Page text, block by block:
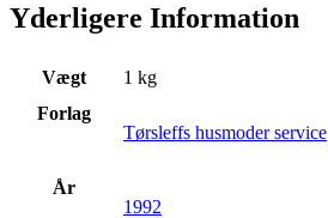
Yderligere Information
Vægt
1 kg
Forlag
Tørsleffs husmoder service
År
1992